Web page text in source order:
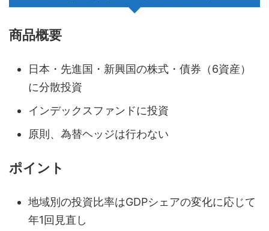
商品概要
日本・先進国・新興国の株式・債券（6資産）
に分散投資
インデックスファンドに投資
原則、為替ヘッジは行わない
ポイント
地域別の投資比率はGDPシェアの変化に応じて
年1回見直し